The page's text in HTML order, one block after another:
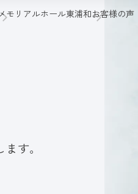
モリアルホール東浦和お客様の声
す。